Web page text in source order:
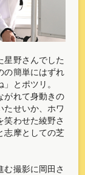
星野さんでした
の簡単にはずれ
とポツリ。
がれて身動きの
たせいか、ホワ
笑わせた綾野さ
志摩としての芝
む撮影に岡田さ